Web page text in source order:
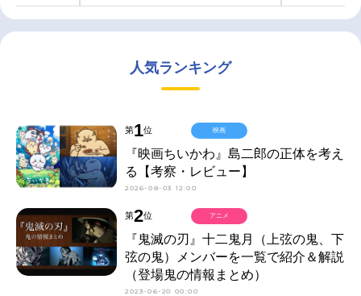
人気ランキング
第1位
『映画ちいかわ』島二郎の正体を考え
る【考察・レビュー】
2026-08-03 12:00
映画
第2位
『鬼滅の刃』十二鬼月（上弦の鬼、下
弦の鬼）メンバーを一覧で紹介＆解説
（登場鬼の情報まとめ）
2023-06-20 00:00
アニメ